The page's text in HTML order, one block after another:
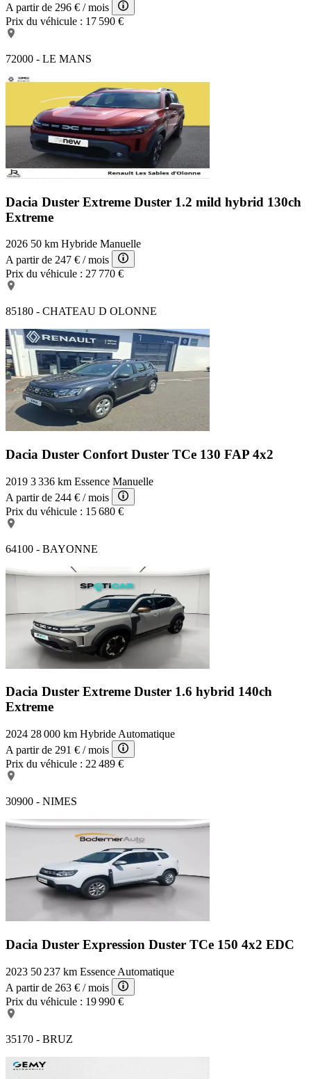
A partir de 296 € / mois
Prix du véhicule : 17 590 €
72000 - LE MANS
Dacia Duster Extreme Duster 1.2 mild hybrid 130ch
Extreme
2026 50 km Hybride Manuelle
A partir de 247 € / mois
Prix du véhicule : 27 770 €
85180 - CHATEAU D OLONNE
Dacia Duster Confort Duster TCe 130 FAP 4x2
2019 3 336 km Essence Manuelle
A partir de 244 € / mois
Prix du véhicule : 15 680 €
64100 - BAYONNE
Dacia Duster Extreme Duster 1.6 hybrid 140ch
Extreme
2024 28 000 km Hybride Automatique
A partir de 291 € / mois
Prix du véhicule : 22 489 €
30900 - NIMES
Dacia Duster Expression Duster TCe 150 4x2 EDC
2023 50 237 km Essence Automatique
A partir de 263 € / mois
Prix du véhicule : 19 990 €
35170 - BRUZ